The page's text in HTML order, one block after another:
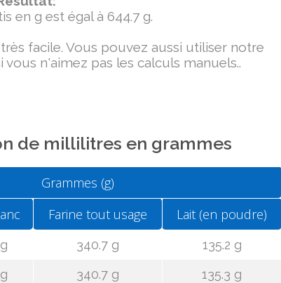
en g est égal à 644.7 g.
facile. Vous pouvez aussi utiliser notre
n'aimez pas les calculs manuels..
de millilitres en grammes
Grammes (g)
Farine tout usage Lait (en poudre)
340.7 g
135.2 g
340.7 g
135.3 g